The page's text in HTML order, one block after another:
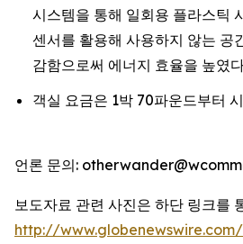
시스템을 통해 일회용 플라스틱
센서를 활용해 사용하지 않는 공
감함으로써 에너지 효율을 높였
객실 요금은 1박 70파운드부터
언론 문의:
보도자료 관련 사진은 하단 링크를
http://